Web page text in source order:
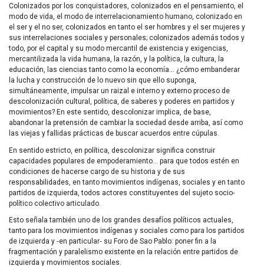
Colonizados por los conquistadores, colonizados en el pensamiento, el
modo de vida, el modo de interrelacionamiento humano, colonizado en
el ser y el no ser, colonizados en tanto el ser hombres y el ser mujeres y
sus interrelaciones sociales y personales; colonizados además todos y
todo, por el capital y su modo mercantil de existencia y exigencias,
mercantilizada la vida humana, la razón, y la política, la cultura, la
educación, las ciencias tanto como la economía… ¿cómo embanderar
la lucha y construcción de lo nuevo sin que ello suponga,
simultáneamente, impulsar un raizal e interno y externo proceso de
descolonización cultural, política, de saberes y poderes en partidos y
movimientos? En este sentido, descolonizar implica, de base,
abandonar la pretensión de cambiar la sociedad desde arriba, así como
las viejas y fallidas prácticas de buscar acuerdos entre cúpulas.
En sentido estricto, en política, descolonizar significa construir
capacidades populares de empoderamiento… para que todos estén en
condiciones de hacerse cargo de su historia y de sus
responsabilidades, en tanto movimientos indígenas, sociales y en tanto
partidos de izquierda, todos actores constituyentes del sujeto socio-
político colectivo articulado.
Esto señala también uno de los grandes desafíos políticos actuales,
tanto para los movimientos indígenas y sociales como para los partidos
de izquierda y ‑en particular‑ su Foro de Sao Pablo: poner fin a la
fragmentación y paralelismo existente en la relación entre partidos de
izquierda y movimientos sociales.